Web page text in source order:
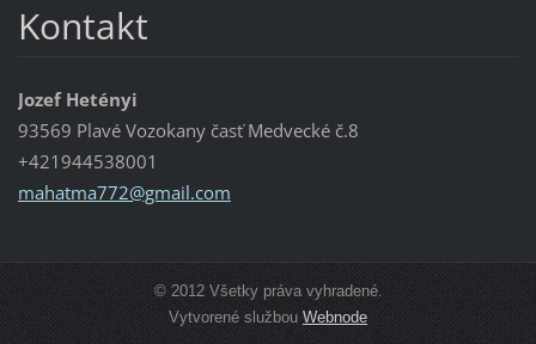
Kontakt
Jozef Hetényi
93569 Plavé Vozokany časť Medvecké č.8
+421944538001
mahatma772@gmail.com
© 2012 Všetky práva vyhradené.
Vytvorené službouWebnode